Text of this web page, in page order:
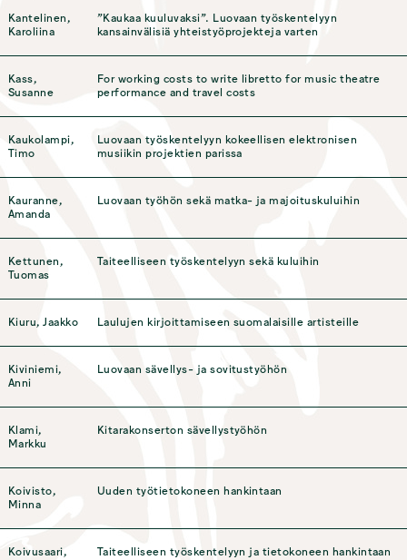
Kantelinen,
Karoliina
”Kaukaa kuuluvaksi”. Luovaan työskentelyyn
kansainvälisiä yhteistyöprojekteja varten
Kass,
Susanne
For working costs to write libretto for music theatre
performance and travel costs
Kaukolampi,
Timo
Luovaan työskentelyyn kokeellisen elektronisen
musiikin projektien parissa
Kauranne,
Amanda
Luovaan työhön sekä matka- ja majoituskuluihin
Kettunen,
Tuomas
Taiteelliseen työskentelyyn sekä kuluihin
Kiuru, Jaakko Laulujen kirjoittamiseen suomalaisille artisteille
Kiviniemi,
Anni
Luovaan sävellys- ja sovitustyöhön
Klami,
Markku
Kitarakonserton sävellystyöhön
Koivisto,
Minna
Uuden työtietokoneen hankintaan
Koivusaari, Taiteelliseen työskentelyyn ja tietokoneen hankintaan